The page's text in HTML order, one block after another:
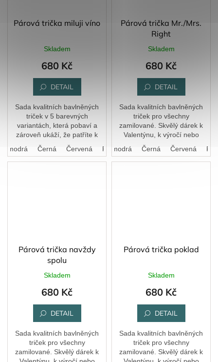
Párová trička miluji víno
Skladem
680 Kč
DETAIL
Sada kvalitních bavlněných
triček v 5 barevných
variantách, která pobaví a
zároveň ukáží, že patříte k
modrá Černá Červená FIalová
Párová trička Mr./Mrs.
Right
Skladem
680 Kč
DETAIL
Sada kvalitních bavlněných
triček pro všechny
zamilované. Skvělý dárek k
Valentýnu, k výročí nebo
prostě jen tak.
Bílá Královská modrá Černá Červená
Párová trička navždy
spolu
Skladem
680 Kč
DETAIL
Sada kvalitních bavlněných
triček pro všechny
zamilované. Skvělý dárek k
Párová trička poklad
Skladem
680 Kč
DETAIL
Sada kvalitních bavlněných
triček pro všechny
zamilované. Skvělý dárek k